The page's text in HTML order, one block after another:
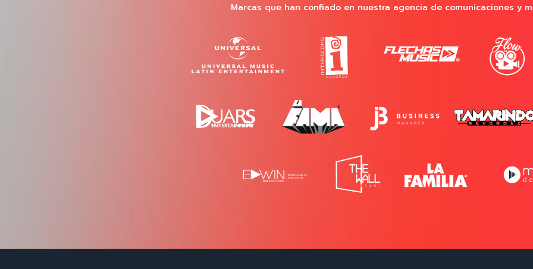
Marcas que han confiado en nuestra agencia de comunicaciones y